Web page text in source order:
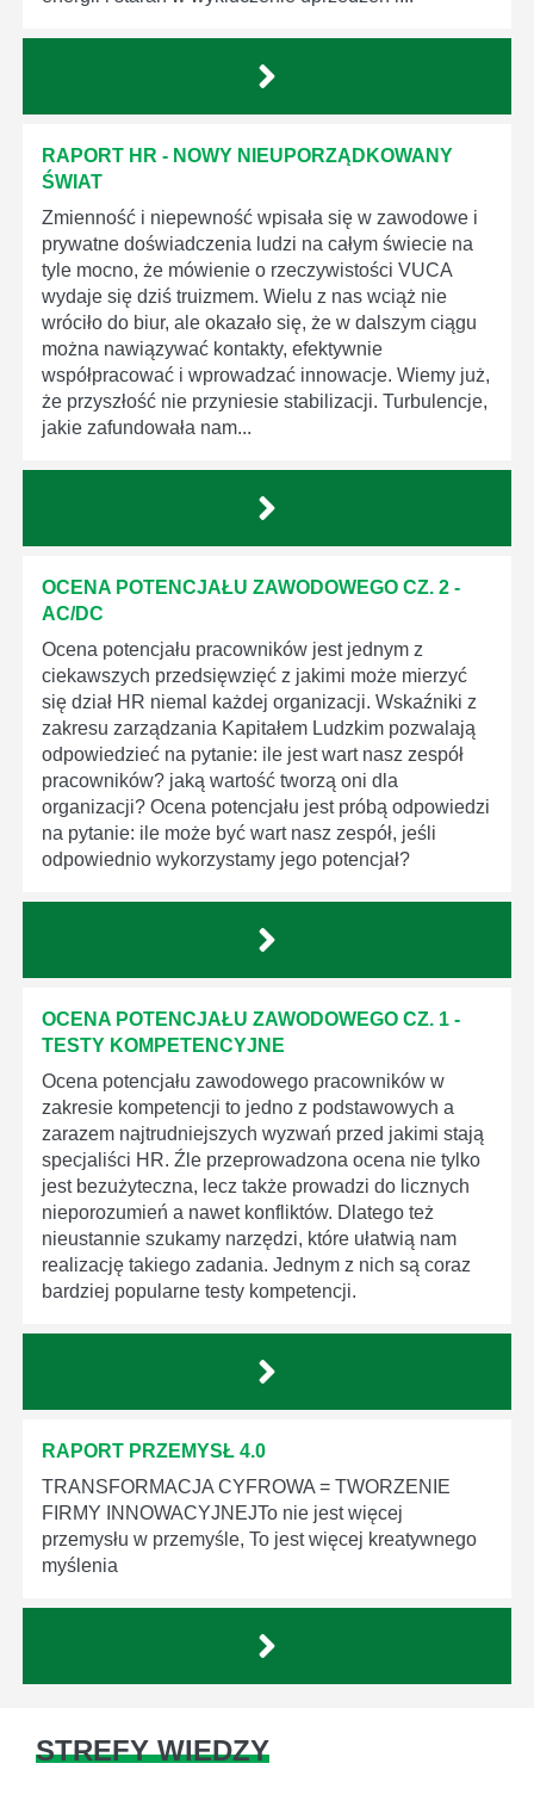
RAPORT HR - NOWY NIEUPORZĄDKOWANY
ŚWIAT
Zmienność i niepewność wpisała się w zawodowe i
prywatne doświadczenia ludzi na całym świecie na
tyle mocno, że mówienie o rzeczywistości VUCA
wydaje się dziś truizmem. Wielu z nas wciąż nie
wróciło do biur, ale okazało się, że w dalszym ciągu
można nawiązywać kontakty, efektywnie
współpracować i wprowadzać innowacje. Wiemy już,
że przyszłość nie przyniesie stabilizacji. Turbulencje,
jakie zafundowała nam...
OCENA POTENCJAŁU ZAWODOWEGO CZ. 2 -
AC/DC
Ocena potencjału pracowników jest jednym z
ciekawszych przedsięwzięć z jakimi może mierzyć
się dział HR niemal każdej organizacji. Wskaźniki z
zakresu zarządzania Kapitałem Ludzkim pozwalają
odpowiedzieć na pytanie: ile jest wart nasz zespół
pracowników? jaką wartość tworzą oni dla
organizacji? Ocena potencjału jest próbą odpowiedzi
na pytanie: ile może być wart nasz zespół, jeśli
odpowiednio wykorzystamy jego potencjał?
OCENA POTENCJAŁU ZAWODOWEGO CZ. 1 -
TESTY KOMPETENCYJNE
Ocena potencjału zawodowego pracowników w
zakresie kompetencji to jedno z podstawowych a
zarazem najtrudniejszych wyzwań przed jakimi stają
specjaliści HR. Źle przeprowadzona ocena nie tylko
jest bezużyteczna, lecz także prowadzi do licznych
nieporozumień a nawet konfliktów. Dlatego też
nieustannie szukamy narzędzi, które ułatwią nam
realizację takiego zadania. Jednym z nich są coraz
bardziej popularne testy kompetencji.
RAPORT PRZEMYSŁ 4.0
TRANSFORMACJA CYFROWA = TWORZENIE
FIRMY INNOWACYJNEJTo nie jest więcej
przemysłu w przemyśle, To jest więcej kreatywnego
myślenia
STREFY WIEDZY